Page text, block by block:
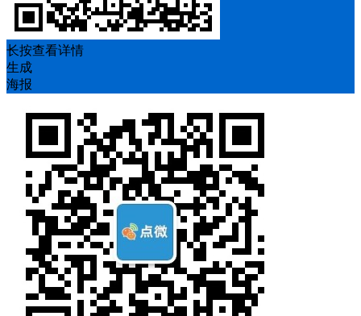
长按查看详情
生成
海报